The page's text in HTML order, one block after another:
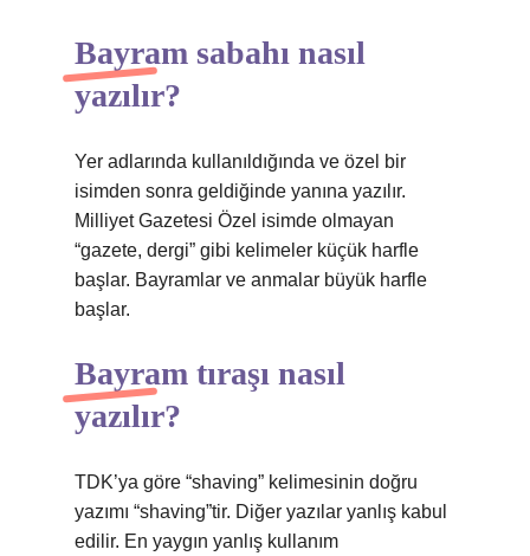
Bayram sabahı nasıl
yazılır?
Yer adlarında kullanıldığında ve özel bir
isimden sonra geldiğinde yanına yazılır.
Milliyet Gazetesi Özel isimde olmayan
“gazete, dergi” gibi kelimeler küçük harfle
başlar. Bayramlar ve anmalar büyük harfle
başlar.
Bayram tıraşı nasıl
yazılır?
TDK’ya göre “shaving” kelimesinin doğru
yazımı “shaving”tir. Diğer yazılar yanlış kabul
edilir. En yaygın yanlış kullanım